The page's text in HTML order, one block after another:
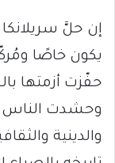
إن حلَّ
يكون خاصًا
حفّزت أزمتها
وحشدت الناس
والدينية